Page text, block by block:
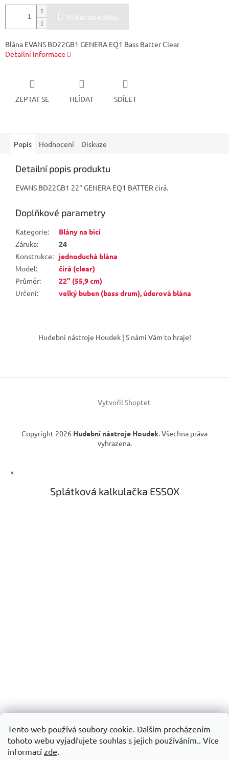
Tento web používá soubory cookie. Dalším procházením
tohoto webu vyjadřujete souhlas s jejich používáním.. Více
informací zde.
Přidat do košíku
Blána EVANS BD22GB1 GENERA EQ1 Bass Batter Clear
Detailní informace
ZEPTAT SE HLÍDAT SDÍLET
Popis Hodnocení Diskuze
Detailní popis produktu
EVANS BD22GB1 22" GENERA EQ1 BATTER čirá.
Doplňkové parametry
Kategorie:
Blány na bicí
Záruka:
24
Konstrukce:
jednoduchá blána
Model:
čirá (clear)
Průměr:
22" (55,9 cm)
Určení: velký buben (bass drum), úderová blána
í
Hudební nástroje Houdek | S námi Vám to hraje!
Vytvořil Shoptet
Copyright 2026 Hudební nástroje Houdek. Všechna práva
vyhrazena.
×
Splátková kalkulačka ESSOX